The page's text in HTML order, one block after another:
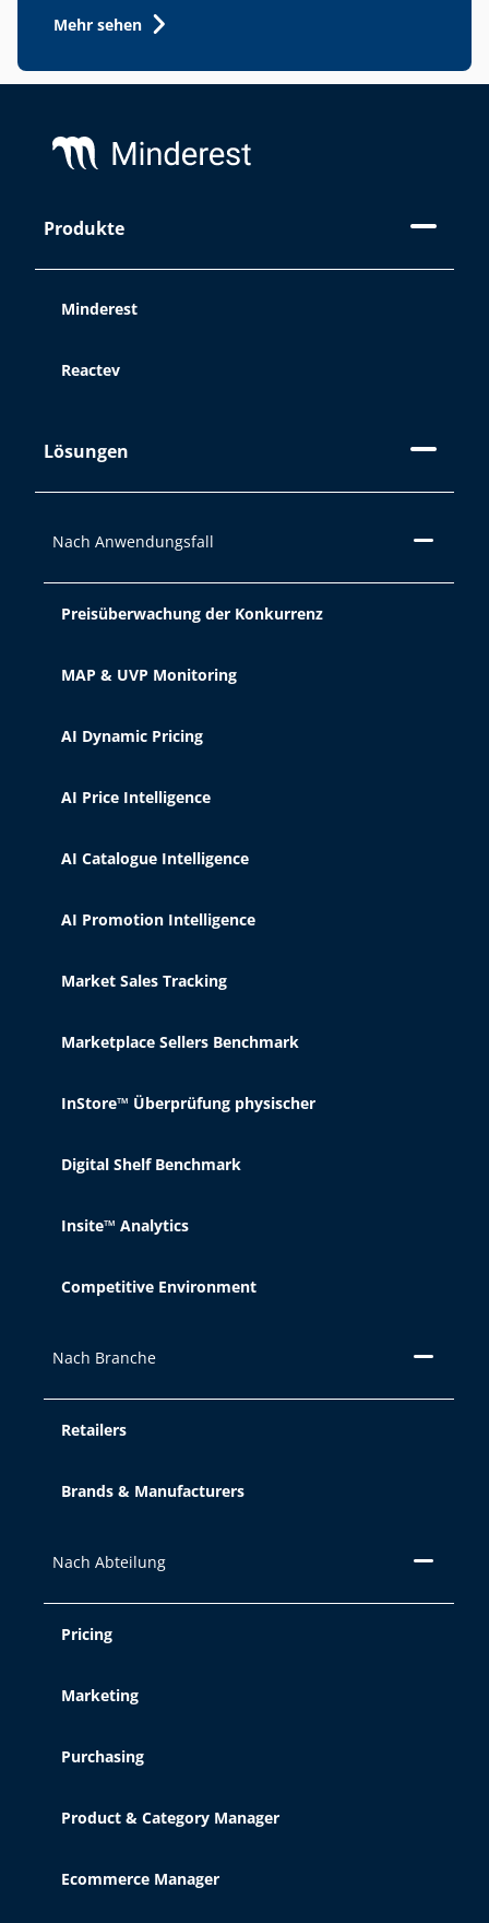
Mehr sehen
Informationen speichern und
surfen. Der Zweck dieser
von der Verbesserung Ihrer Erfahrung
auf der Website durch Anzeige von
Empfehlung anderer interessanter
Inhalte bis hin zur Identifizierung als
Benutzer beim Zugriff auf private
zur Personalisierung von Anzeigen
Adsund andere verwendet werden.
"Akzeptieren " klicken, sie über
indem Sie auf die Schaltfläche
"Ablehnen " klicken. Informationen zu
den verschiedenen von uns
verwendeten Cookies finden Sie in
Cookie-Richtlinien.
Ablehnen
Cookie-Einstellungen
Produkte
Minderest
Reactev
Lösungen
Nach Anwendungsfall
Preisüberwachung der Konkurrenz
MAP & UVP Monitoring
AI Dynamic Pricing
AI Price Intelligence
AI Catalogue Intelligence
AI Promotion Intelligence
Market Sales Tracking
Marketplace Sellers Benchmark
InStore™ Überprüfung physischer
Digital Shelf Benchmark
Insite™ Analytics
Competitive Environment
Nach Branche
Retailers
Brands & Manufacturers
Nach Abteilung
Pricing
Marketing
Purchasing
Product & Category Manager
Ecommerce Manager